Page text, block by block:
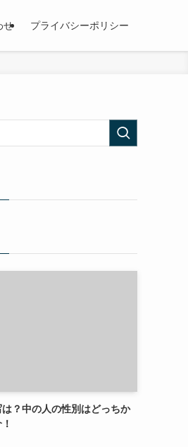
せ プライバシーポリシー
？中の人の性別はどっちか